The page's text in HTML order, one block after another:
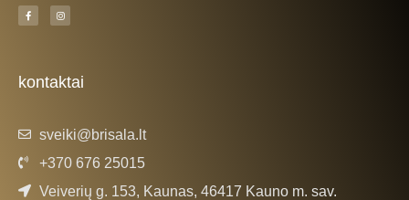
F
a
c
-
f
I
n
s
m
kontaktai
sveiki@brisala.lt
+370 676 25015
Veiverių g. 153, Kaunas, 46417 Kauno m. sav.